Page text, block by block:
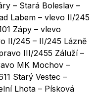
– Stará Boleslav –
Labem – vlevo II/245
Zápy – vlevo
II/245 – II/245 Lázně
III/2455 Záluží –
MK Mochov –
Starý Vestec –
Lhota – Písková